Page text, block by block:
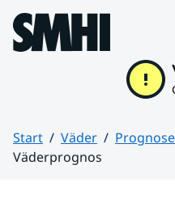
Hoppa till sidans innehåll
Start Väder
Väderprognos